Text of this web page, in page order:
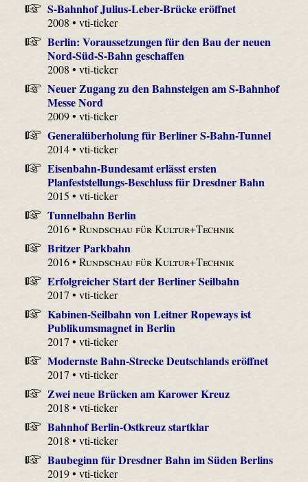
S-Bahnhof Julius-Leber-Brücke eröffnet
2008 • vti-ticker
Berlin: Voraussetzungen für den Bau der neuen
Nord-Süd-S-Bahn geschaffen
2008 • vti-ticker
Neuer Zugang zu den Bahnsteigen am S-Bahnhof
Messe Nord
2009 • vti-ticker
Generalüberholung für Berliner S-Bahn-Tunnel
2014 • vti-ticker
Eisenbahn-Bundesamt erlässt ersten
Planfeststellungs-Beschluss für Dresdner Bahn
2015 • vti-ticker
Tunnelbahn Berlin
2016 •Rundschau für Kultur+Technik
Britzer Parkbahn
2016 •Rundschau für Kultur+Technik
Erfolgreicher Start der Berliner Seilbahn
2017 • vti-ticker
Kabinen-Seilbahn von Leitner Ropeways ist
Publikumsmagnet in Berlin
2017 • vti-ticker
Modernste Bahn-Strecke Deutschlands eröffnet
2017 • vti-ticker
Zwei neue Brücken am Karower Kreuz
2018 • vti-ticker
Bahnhof Berlin-Ostkreuz startklar
2018 • vti-ticker
Baubeginn für Dresdner Bahn im Süden Berlins
2019 • vti-ticker